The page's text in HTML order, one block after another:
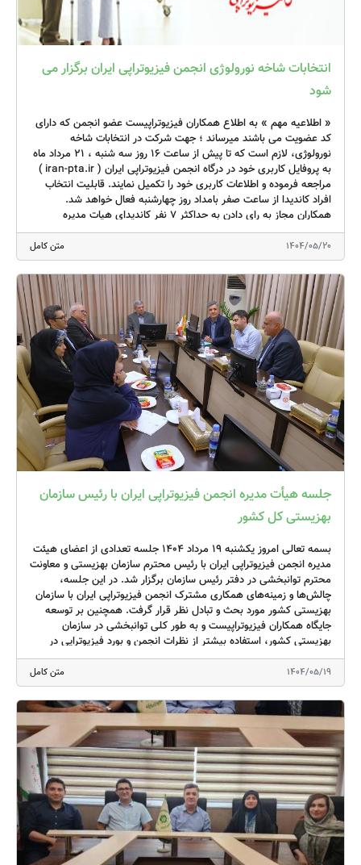
مقاله علمی پرداختند.
اقیانوسیه فیزیوتراپی جهانی برگزار شد که رئیس انجمن فیزیوتراپی ایران
در آن حضور یافت. در حاشیه این نشست، موضوعات مربوط به عضویت
مجدد ایران در فیزیوتراپی جهانی با آقای مایکل لندری رئیس فیزیوتراپی
جهانی و آقای مارکو پِنگ رئیس منطقه‌ای آسیا-اقیانوسیه مطرح شد و
خوشبختانه موافقت اولیه برای رفع موانع و بازگشت ایران به عضویت
رسمی این نهاد بین‌المللی حاصل گردید. فرآیند قانونی و اداری مربوطه در
حال پیگیری است.
از نکات قابل توجه این دوره، برگزاری پنل‌های تخصصی متنوع با
How disability informs physiotherapy
Changing models in geriatric physiotherapy
Exploring excellence in stroke rehabilitation
Health literacy in physiotherapy education, policy and
practice
Rehabilitation 2030: matching programmes to local context
Women’s health: challenges to making an impact in clinical
and education settings
Physical activity guidelines: does one size fit all?
· Learning health systems in physiotherapy
· Making sense of osteoarthritis
این پنل‌ها فرصتی برای آشنایی با رویکردهای نوین و تبادل تجربیات
بین‌المللی فراهم نمودند.
همچنین برای نخستین‌بار، بخش جدیدی تحت عنوان سمینارهای بالینی
به کنگره افزوده شده بود. این نشست‌ها با بهره‌گیری از مطالعات موردی،
به پرسش‌های عملی در زمینه‌های بالینی پاسخ می‌دادند و به شکل
تعاملی برگزار می‌شدند. برخی از عناوین این جلسات عبارت بودند از:
Self-management support in MSK practice
Rehabilitation for frailty patients with cardiopulmonary
disease
Falls in older adults
Occupational health physiotherapy
انتخابات شاخه نورولوژی انجمن فیزیوتراپی ایران برگزار می
شود
« اطلاعیه مهم » به اطلاع همکاران فیزیوتراپیست عضو انجمن که دارای
کد عضویت می باشند میرساند ؛ جهت شرکت در انتخابات شاخه
نورولوژی، لازم است که تا پیش از ساعت ۱۶ روز سه شنبه ، ۲۱ مرداد ماه
به پروفایل کاربری خود در درگاه انجمن فیزیوتراپی ایران ( iran-pta.ir )
مراجعه فرموده و اطلاعات کاربری خود را تکمیل نمایند. قابلیت انتخاب
افراد کاندیدا از ساعت صفر بامداد روز چهارشنبه فعال خواهد شد.
همکاران مجاز به رای دادن به حداکثر ۷ نفر کاندیدای هیات مدیره
میباشند. رای گیری بصورت الکترونیک از ساعت ۲۴ روز سه شنبه از طریق
درگاه انجمن آغاز شده و در ساعت ۲۳:۵۹ روز چهارشنبه ۲۲ مرداد ماه
خاتمه خواهد یافت.
1404/05/20 متن کامل
جلسه هیأت مدیره انجمن فیزیوتراپی ایران با رئیس سازمان
بهزیستی کل کشور
بسمه تعالی امروز یکشنبه ۱۹ مرداد ۱۴۰۴ جلسه تعدادی از اعضای هیئت
مدیره انجمن فیزیوتراپی ایران با رئیس محترم سازمان بهزیستی و معاونت
محترم توانبخشی در دفتر رئیس سازمان برگزار شد. در این جلسه،
چالش‌ها و زمینه‌های همکاری مشترک انجمن فیزیوتراپی ایران با سازمان
بهزیستی کشور مورد بحث و تبادل نظر قرار گرفت. همچنین بر توسعه
جایگاه همکاران فیزیوتراپیست و به طور کلی توانبخشی در سازمان
بهزیستی کشور، استفاده بیشتر از نظرات انجمن و بورد فیزیوتراپی در
سیاستگذاری‌های این سازمان، نحوه همکاری انجمن فیزیوتراپی با طرح
بهزیست محله ، مشکلات پوشش بیمه‌ای فیزیوتراپی توانخواهان سازمان
و نیز تعامل بیشتر همکاران فیزیوتراپیست در طرح ها و مجوزهای سازمان
از جمله خدمات فیزیوتراپی در منزل تاکید شد. “روابط عمومی انجمن
فیزیوتراپی ایران”
1404/05/19 متن کامل